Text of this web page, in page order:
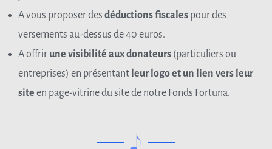
A vous proposer des déductions fiscales pour des
versements au-dessus de 40 euros.
A offrir une visibilité aux donateurs (particuliers ou
entreprises) en présentant leur logo et un lien vers leur
site en page-vitrine du site de notre Fonds Fortuna.